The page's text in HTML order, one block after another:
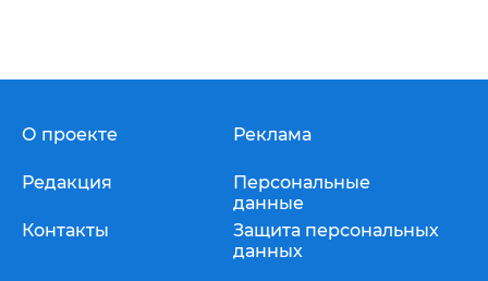
О проекте
Редакция
Контакты
Реклама
Персональные
данные
Защита персональных
данных